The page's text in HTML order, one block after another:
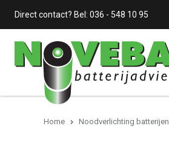
Direct contact? Bel: 036 - 548 10 95
Home Noodverlichting batterijen